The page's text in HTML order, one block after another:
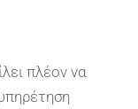
πλέον να